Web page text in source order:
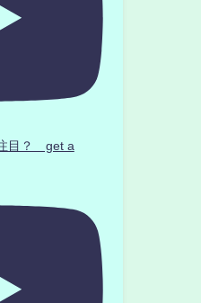
目？ get a